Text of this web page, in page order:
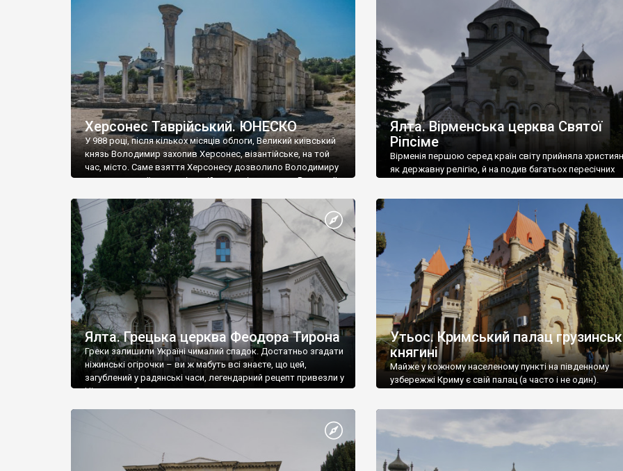
візантійської доби. Раритети викрадені з фондів об’єкту
культурної спадщини ЮНЕСКО «Херсонеса Таврійського».
Офіційно – на виставку «Золото Візантії», але експерти та
влада в Україні вважають це лише […]
називаються «повстяками» (postaki)…” “Вино. Крим
виробляє відмінне вино і його вдосталь: воно все
легке біле і дуже […]
Херсонес Таврійський. ЮНЕСКО
У 988 році, після кількох місяців облоги, Великий київський
князь Володимир захопив Херсонес, візантійське, на той
час, місто. Саме взяття Херсонесу дозволило Володимиру
диктувати свої умови візантійському імператору Василю ІІ,
Херсонесі Володимир-язичник, став Василем-
християнином. А потім було Хрещення Русі. На честь
Херсонесу Таврійського названо місто […]
Ялта. Вірменська церква Святої
Ріпсіме
Вірменія першою серед країн світу прийняла
як державну релігію, й на подив багатьох пересічних
Ялта. Грецька церква Феодора Тирона
Греки залишили Україні чималий спадок. Достатньо згадати
ніжинські огірочки – ви ж мабуть всі знаєте, що цей,
загублений у радянські часи, легендарний рецепт привезли у
Ніжин греки?
Утьос. Кримський палац
княгині
Майже у кожному населеному пункті на південному
узбережжі Криму є свій палац (а часто і не один).